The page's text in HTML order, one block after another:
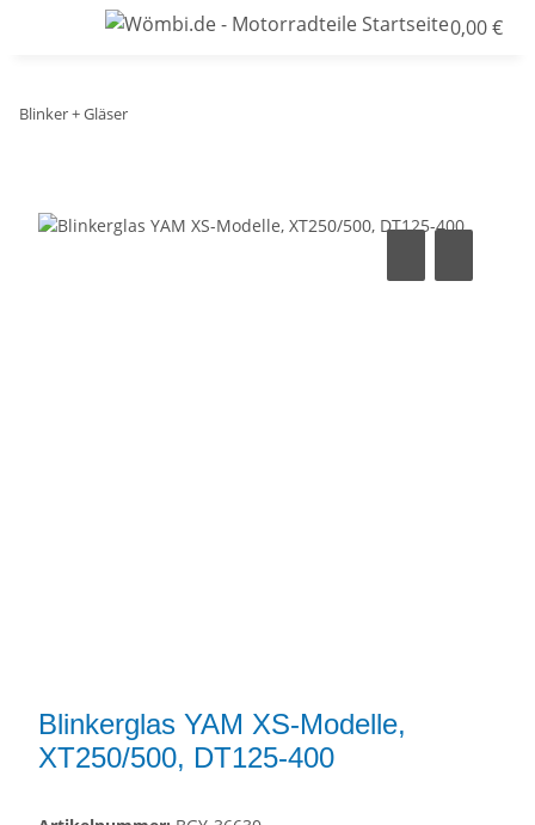
0,00 €
Blinker + Gläser
Blinkerglas YAM XS-Modelle,
XT250/500, DT125-400